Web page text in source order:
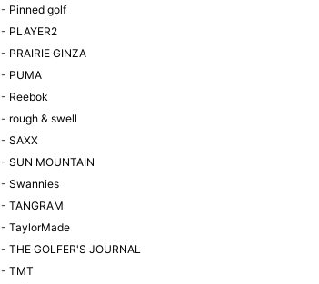
- Pinned golf
- PLAYER2
- PRAIRIE GINZA
- PUMA
- Reebok
- rough & swell
- SAXX
- SUN MOUNTAIN
- Swannies
- TANGRAM
- TaylorMade
- THE GOLFER'S JOURNAL
- TMT